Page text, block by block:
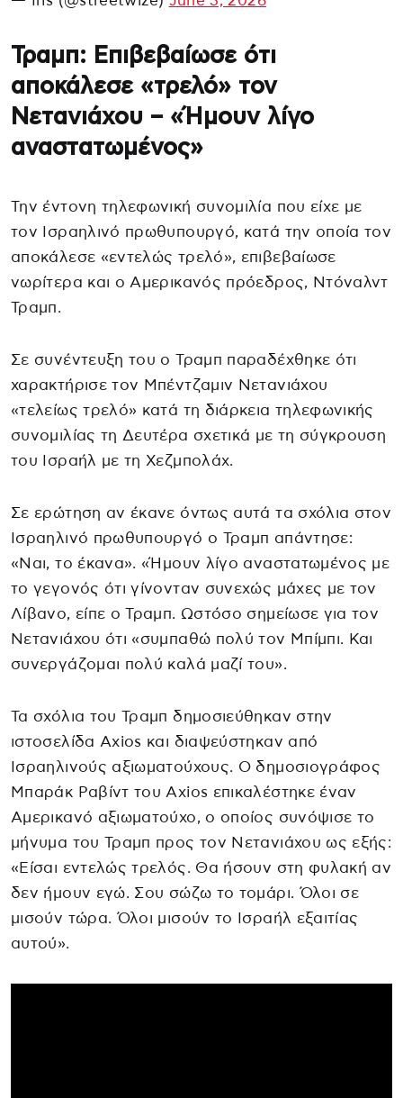
Τραμπ: Επιβεβαίωσε ότι
αποκάλεσε «τρελό» τον
Νετανιάχου – «Ήμουν λίγο
αναστατωμένος»
Την έντονη τηλεφωνική συνομιλία που είχε με
τον Ισραηλινό πρωθυπουργό, κατά την οποία τον
αποκάλεσε «εντελώς τρελό», επιβεβαίωσε
νωρίτερα και ο Αμερικανός πρόεδρος, Ντόναλντ
Τραμπ.
Σε συνέντευξη του ο Τραμπ παραδέχθηκε ότι
χαρακτήρισε τον Μπέντζαμιν Νετανιάχου
«τελείως τρελό» κατά τη διάρκεια τηλεφωνικής
συνομιλίας τη Δευτέρα σχετικά με τη σύγκρουση
του Ισραήλ με τη Χεζμπολάχ.
Σε ερώτηση αν έκανε όντως αυτά τα σχόλια στον
Ισραηλινό πρωθυπουργό ο Τραμπ απάντησε:
«Ναι, το έκανα». «Ήμουν λίγο αναστατωμένος με
το γεγονός ότι γίνονταν συνεχώς μάχες με τον
Λίβανο, είπε ο Τραμπ. Ωστόσο σημείωσε για τον
Νετανιάχου ότι «συμπαθώ πολύ τον Μπίμπι. Και
συνεργάζομαι πολύ καλά μαζί του».
Τα σχόλια του Τραμπ δημοσιεύθηκαν στην
ιστοσελίδα Axios και διαψεύστηκαν από
Ισραηλινούς αξιωματούχους. Ο δημοσιογράφος
Μπαράκ Ραβίντ του Axios επικαλέστηκε έναν
Αμερικανό αξιωματούχο, ο οποίος συνόψισε το
μήνυμα του Τραμπ προς τον Νετανιάχου ως εξής:
«Είσαι εντελώς τρελός. Θα ήσουν στη φυλακή αν
δεν ήμουν εγώ. Σου σώζω το τομάρι. Όλοι σε
μισούν τώρα. Όλοι μισούν το Ισραήλ εξαιτίας
αυτού».